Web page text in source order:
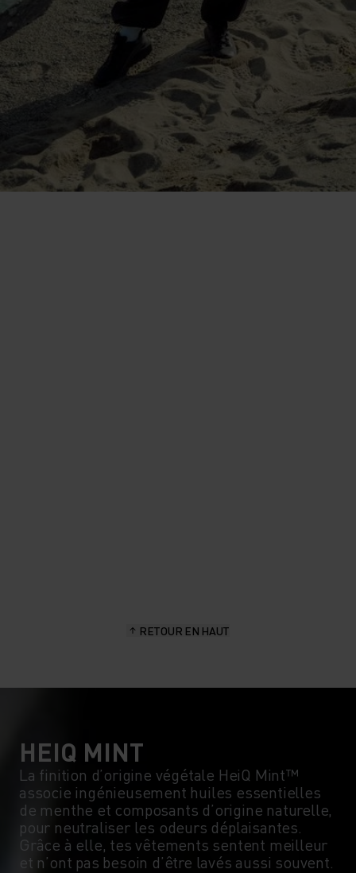
RETOUR EN HAUT
HEIQ MINT
La finition d’origine végétale HeiQ Mint™
associe ingénieusement huiles essentielles
de menthe et composants d’origine naturelle,
pour neutraliser les odeurs déplaisantes.
Grâce à elle, tes vêtements sentent meilleur
et n’ont pas besoin d’être lavés aussi souvent.